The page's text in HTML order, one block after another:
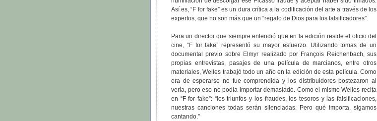
Así es, “F for fake” es un dura crítica a la codificación del arte a través de los
expertos, que no son más que un “regalo de Dios para los falsificadores”.
Para un director que siempre entendió que en la edición reside el oficio del
cine, “F for fake” representó su mayor esfuerzo. Utilizando tomas de un
documental previo sobre Elmyr realizado por François Reichenbach, sus
propias entrevistas, pasajes de una película de marcianos, entre otros
materiales, Welles trabajó todo un año en la edición de esta película. Como
era de esperarse no fue comprendida y los distribuidores bostezaron al
verla, pero eso no podía importar demasiado. Como el mismo Welles recita
en “F for fake”: “los triunfos y los fraudes, los tesoros y las falsificaciones,
nuestras canciones todas serán silenciadas. Pero qué importa, sigamos
cantando.”